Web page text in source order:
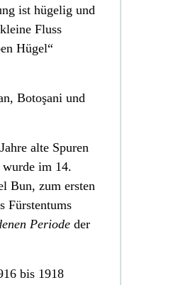
ist hügelig und
Fluss
Hügel“
, Botoşaniund
alte Spuren
im 14.
Bun, zum ersten
Fürstentums
Periodeder
bis 1918